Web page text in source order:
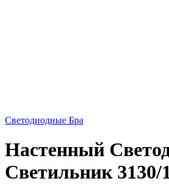
Светодиодные Бра
Настенный
Светильник 3130/